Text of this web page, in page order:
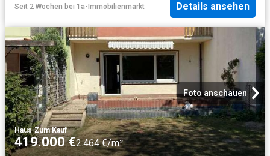
Seit 2 Wochen bei 1a-Immobilienmarkt Details ansehen
Foto anschauen
Haus·Zum Kauf
419.000 €2.464 €/m²